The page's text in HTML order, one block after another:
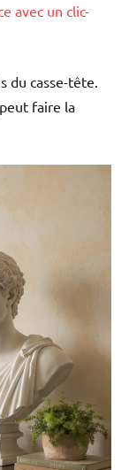
avec un clic-
du casse-tête.
faire la